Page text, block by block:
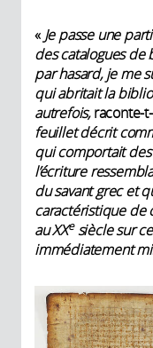
« Je passe une
des catalogues
par hasard, je me
qui abritait la
autrefois,raconte-
feuillet décrit
qui comportait
l’écriture
du savant grec et
caractéristique de
au XXesiècle sur
immédiatement